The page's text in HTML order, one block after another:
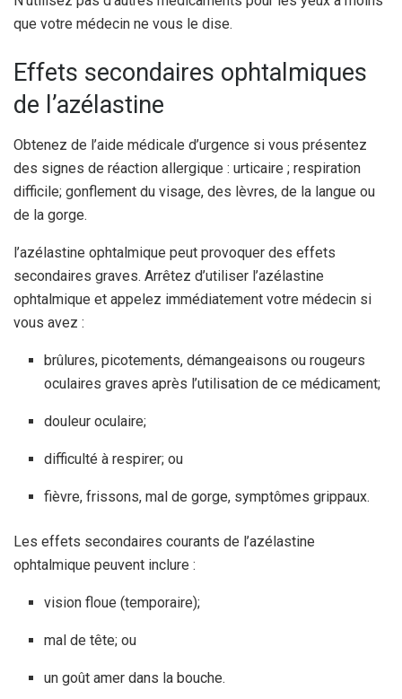
que votre médecin ne vous le dise.
Effets secondaires ophtalmiques
de l’azélastine
Obtenez de l’aide médicale d’urgence si vous présentez
des signes de réaction allergique : urticaire ; respiration
difficile; gonflement du visage, des lèvres, de la langue ou
de la gorge.
l’azélastine ophtalmique peut provoquer des effets
secondaires graves. Arrêtez d’utiliser l’azélastine
ophtalmique et appelez immédiatement votre médecin si
vous avez :
brûlures, picotements, démangeaisons ou rougeurs
oculaires graves après l’utilisation de ce médicament;
douleur oculaire;
difficulté à respirer; ou
fièvre, frissons, mal de gorge, symptômes grippaux.
Les effets secondaires courants de l’azélastine
ophtalmique peuvent inclure :
vision floue (temporaire);
mal de tête; ou
un goût amer dans la bouche.